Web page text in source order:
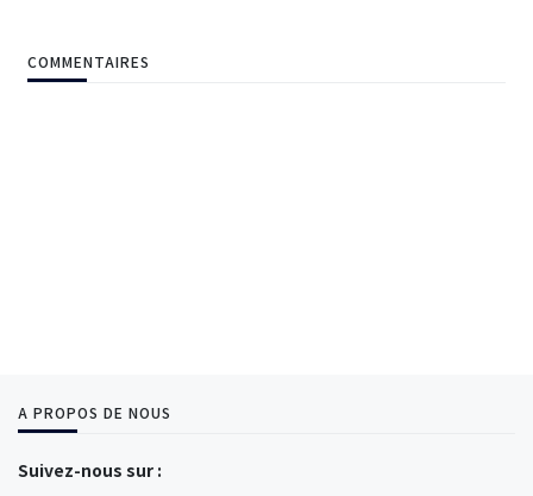
COMMENTAIRES
A PROPOS DE NOUS
Suivez-nous sur :